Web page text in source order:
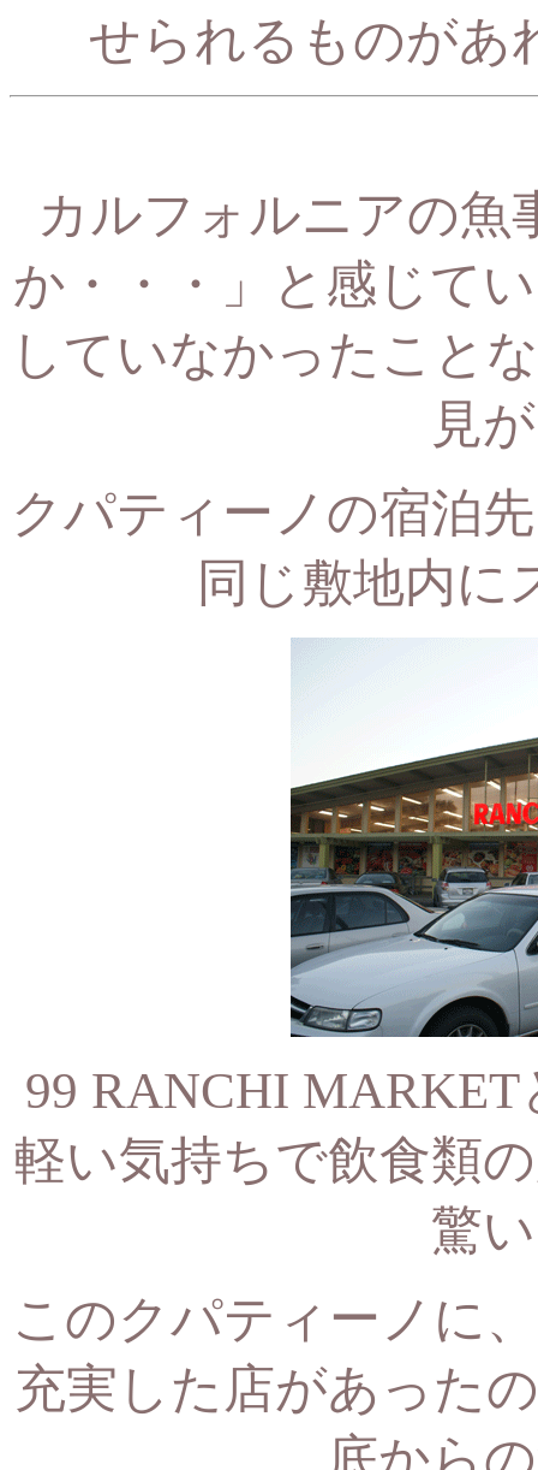
せられるものがあ
カルフォルニアの魚
か・・・」と感じて
していなかったこと
見
クパティーノの宿泊
同じ敷地内に
99 RANCHI
軽い気持ちで飲食類
驚
このクパティーノに
充実した店があった
底から